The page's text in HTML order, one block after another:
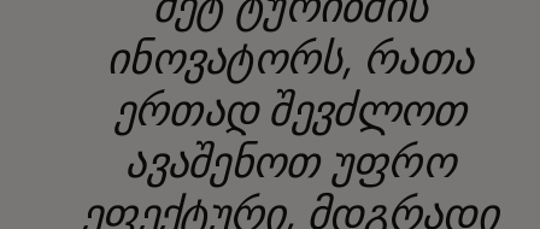
მეტ ტურიზმის
ინოვატორს, რათა
ერთად შევძლოთ
ავაშენოთ უფრო
ეფექტური, მდგრადი